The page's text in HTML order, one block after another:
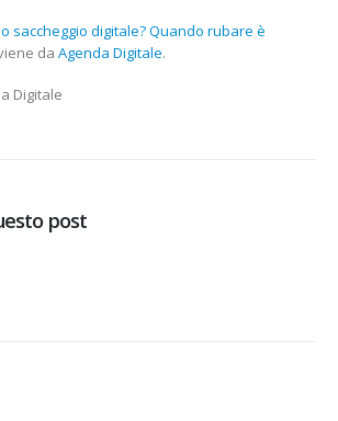
saccheggio digitale? Quando rubare è
da Agenda Digitale.
Digitale
post